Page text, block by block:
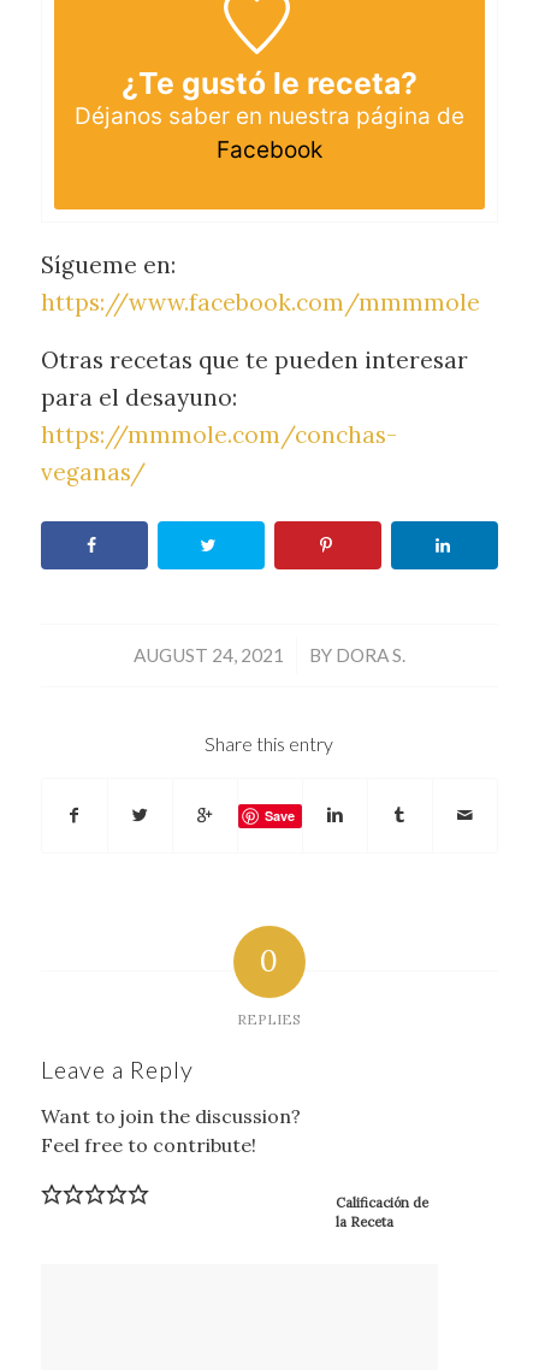
¿Te gustó le receta?
Déjanos saber en nuestra página de
Facebook
Sígueme en:
https://www.facebook.com/mmmmole
Otras recetas que te pueden interesar
para el desayuno:
https://mmmole.com/conchas-
veganas/
AUGUST 24, 2021
/ BY DORA S.
Share this entry
Save
0
REPLIES
Leave a Reply
Want to join the discussion?
Feel free to contribute!
Calificación de
la Receta